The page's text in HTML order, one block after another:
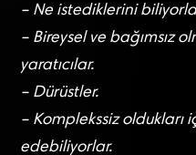
– Ne istediklerini
– Bireysel ve bağımsız
yaratıcılar.
– Dürüstler.
– Komplekssiz
edebiliyorlar.